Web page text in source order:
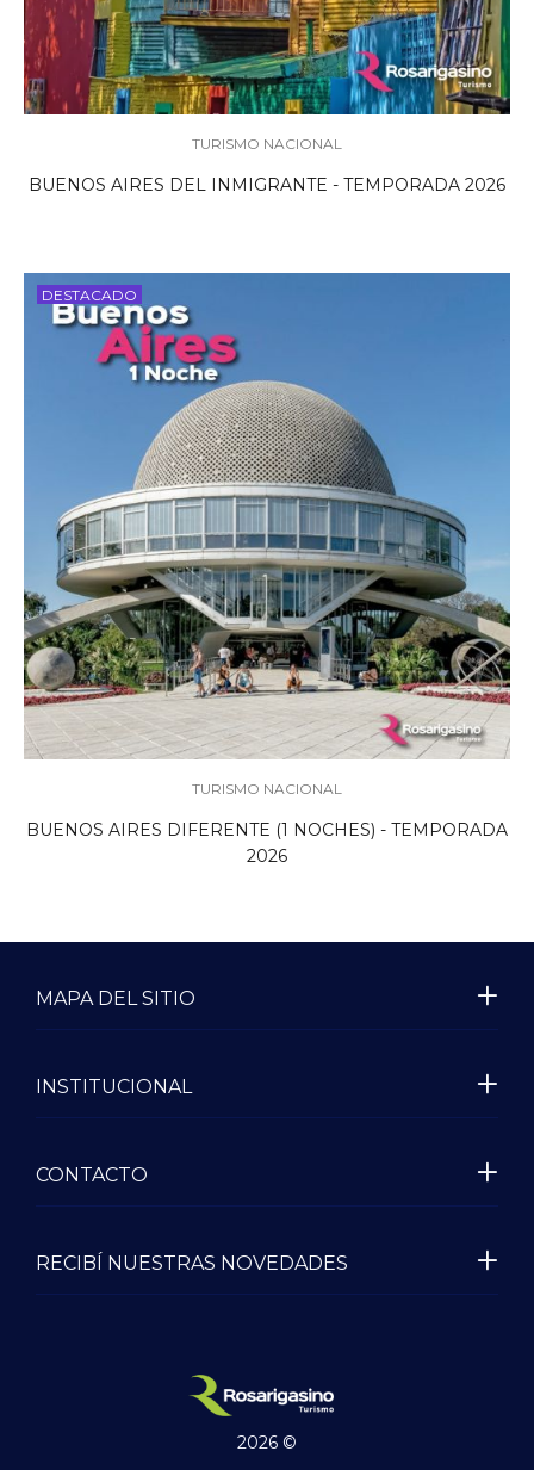
TURISMO NACIONAL
BUENOS AIRES DEL INMIGRANTE - TEMPORADA 2026
DESTACADO
TURISMO NACIONAL
BUENOS AIRES DIFERENTE (1 NOCHES) - TEMPORADA
2026
RECIBÍ NUESTRAS NOVEDADES
MAPA DEL SITIO
INSTITUCIONAL
CONTACTO
2026 ©